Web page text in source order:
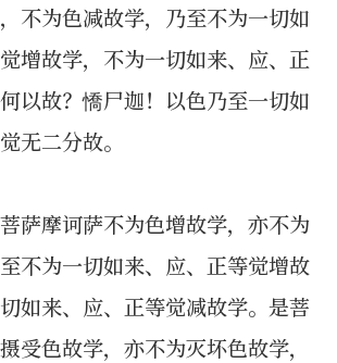
不为色减故学，乃至不为一切如
增故学，不为一切如来、应、正
以故？憍尸迦！以色乃至一切如
无二分故。
菩萨摩诃萨不为色增故学，亦不为
不为一切如来、应、正等觉增故
如来、应、正等觉减故学。是菩
受色故学，亦不为灭坏色故学，